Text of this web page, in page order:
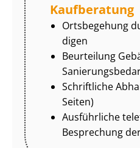
Kaufberatung
Ortsbegehung
di­gen
Beurteilung
Schriftliche
Seiten)
Ausführliche
Besprechung